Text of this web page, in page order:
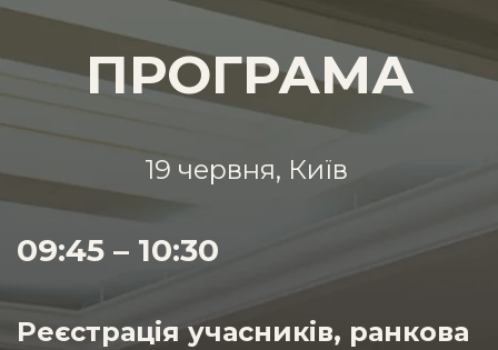
ПРОГРАМА
19 червня, Київ
09:45 – 10:30
Реєстрація учасників, ранкова